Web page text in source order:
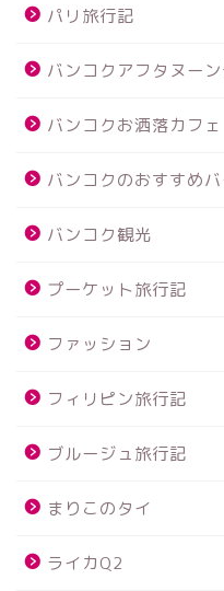
パリ旅行記
バンコクアフタヌー
バンコクお洒落カフェ
バンコクのおすすめバ
バンコク観光
プーケット旅行記
ファッション
フィリピン旅行記
ブルージュ旅行記
まりこのタイ
ライカQ2